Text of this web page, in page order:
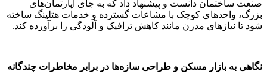
صنعت ساختمان دانست و پیشنهاد داد که به جای آپارتمان‌های
بزرگ، واحدهای کوچک با مشاعات گسترده و خدمات هتلینگ ساخته
شود تا نیازهای مدرن مانند کاهش ترافیک و آلودگی را برآورده کند.
نگاهی به بازار مسکن و طراحی سازه‌ها در برابر مخاطرات چندگانه